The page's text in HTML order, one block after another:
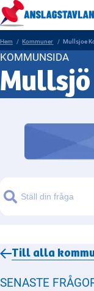
Hem Kommuner Mullsjoe
KOMMUNSIDA
Mullsjö
Sök
Till alla
SENASTE